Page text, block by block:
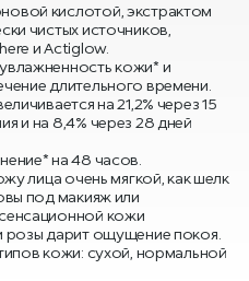
кислотой, экстрактом
чистых источников,
и Actiglow.
кожи* и
длительного времени.
на 21,2% через 15
и на 8,4% через 28 дней
на 48 часов.
лица очень мягкой, как шелк
под макияж или
кожи
розы дарит ощущение покоя.
кожи: сухой, нормальной